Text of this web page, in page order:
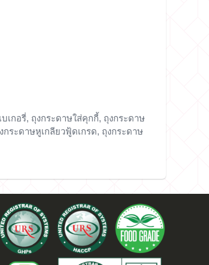
เกอรี่, ถุงกระดาษใส่คุกกี้, ถุงกระดาษ
ระดาษหูเกลียวฟู้ดเกรด, ถุงกระดาษ